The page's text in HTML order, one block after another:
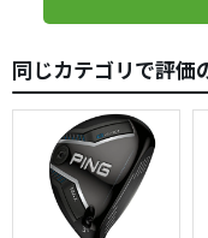
└ ヘッドが大きめな
って、大概良い結果が
あえて難点を上げる
フェードやドローの
普通にインサイドア
てばフェードにはな
同じカテゴリで評価